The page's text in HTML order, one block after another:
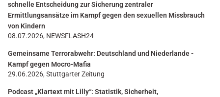
schnelle Entscheidung zur Sicherung zentraler
Ermittlungsansätze im Kampf gegen den sexuellen Missbrauch
von Kindern
08.07.2026, NEWSFLASH24
Gemeinsame Terrorabwehr: Deutschland und Niederlande -
Kampf gegen Mocro-Mafia
29.06.2026, Stuttgarter Zeitung
Podcast „Klartext mit Lilly“: Statistik, Sicherheit,